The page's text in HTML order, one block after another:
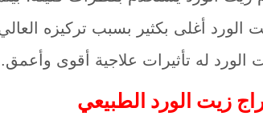
الورد أغلى بكثير بسبب تركيزه
الورد له تأثيرات علاجية أقوى وأعمق.
زيت الورد الطبيعي